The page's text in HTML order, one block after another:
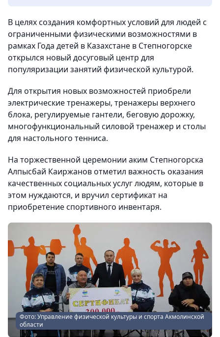
В целях создания комфортных условий для людей с
ограниченными физическими возможностями в
рамках Года детей в Казахстане в Степногорске
открылся новый досуговый центр для
популяризации занятий физической культурой.
Для открытия новых возможностей приобрели
электрические тренажеры, тренажеры верхнего
блока, регулируемые гантели, беговую дорожку,
многофункциональный силовой тренажер и столы
для настольного тенниса.
На торжественной церемонии аким Степногорска
Алпысбай Каиржанов отметил важность оказания
качественных социальных услуг людям, которые в
этом нуждаются, и вручил сертификат на
приобретение спортивного инвентаря.
Фото: Управление физической культуры и спорта Акмолинской
области